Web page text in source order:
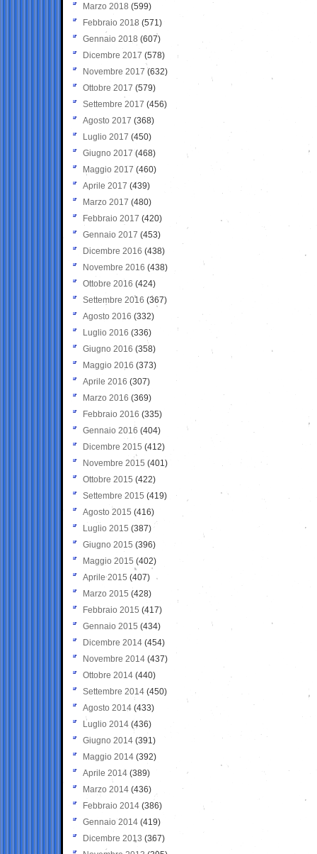
Marzo 2018 (599)
Febbraio 2018 (571)
Gennaio 2018 (607)
Dicembre 2017 (578)
Novembre 2017 (632)
Ottobre 2017 (579)
Settembre 2017 (456)
Agosto 2017 (368)
Luglio 2017 (450)
Giugno 2017 (468)
Maggio 2017 (460)
Aprile 2017 (439)
Marzo 2017 (480)
Febbraio 2017 (420)
Gennaio 2017 (453)
Dicembre 2016 (438)
Novembre 2016 (438)
Ottobre 2016 (424)
Settembre 2016 (367)
Agosto 2016 (332)
Luglio 2016 (336)
Giugno 2016 (358)
Maggio 2016 (373)
Aprile 2016 (307)
Marzo 2016 (369)
Febbraio 2016 (335)
Gennaio 2016 (404)
Dicembre 2015 (412)
Novembre 2015 (401)
Ottobre 2015 (422)
Settembre 2015 (419)
Agosto 2015 (416)
Luglio 2015 (387)
Giugno 2015 (396)
Maggio 2015 (402)
Aprile 2015 (407)
Marzo 2015 (428)
Febbraio 2015 (417)
Gennaio 2015 (434)
Dicembre 2014 (454)
Novembre 2014 (437)
Ottobre 2014 (440)
Settembre 2014 (450)
Agosto 2014 (433)
Luglio 2014 (436)
Giugno 2014 (391)
Maggio 2014 (392)
Aprile 2014 (389)
Marzo 2014 (436)
Febbraio 2014 (386)
Gennaio 2014 (419)
Dicembre 2013 (367)